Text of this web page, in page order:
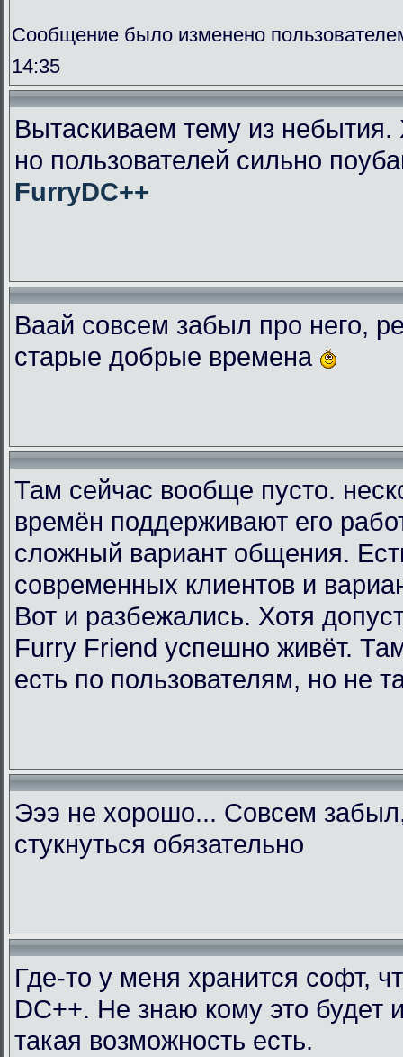
Сообщение было изменено
14:35
Вытаскиваем тему из
но пользователей сильно
FurryDC++
Ваай совсем забыл про него,
старые добрые времена
Там сейчас вообще пусто.
времён поддерживают его
сложный вариант общения.
современных клиентов и
Вот и разбежались. Хотя
Furry Friend успешно живёт.
есть по пользователям, но не
Эээ не хорошо... Совсем
стукнуться обязательно
Где-то у меня хранится софт,
DC++. Не знаю кому это будет
такая возможность есть.